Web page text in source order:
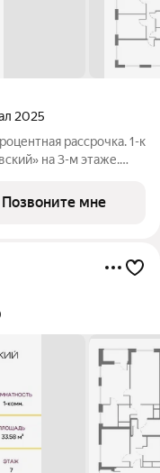
2025
рассрочка. 1-к
на 3-м этаже.
районе. Этот
Позвоните мне